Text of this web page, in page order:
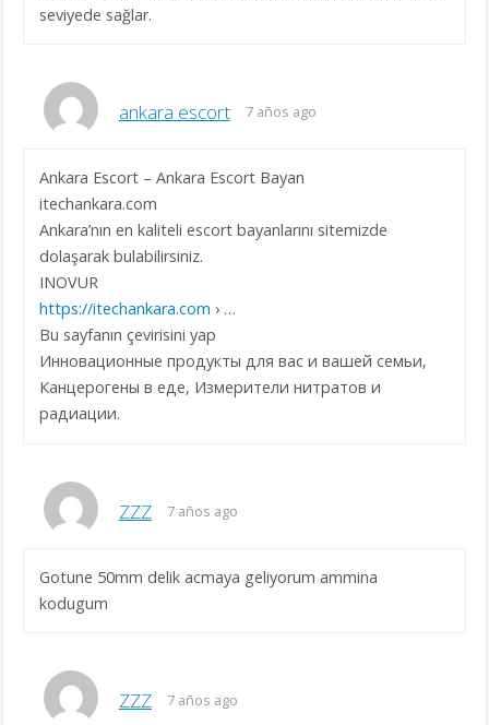
seviyede sağlar.
ankara escort 7 años ago
Ankara Escort – Ankara Escort Bayan
itechankara.com
Ankara’nın en kaliteli escort bayanlarını sitemizde
dolaşarak bulabilirsiniz.
INOVUR
https://itechankara.com › …
Bu sayfanın çevirisini yap
Инновационные продукты для вас и вашей семьи,
Канцерогены в еде, Измерители нитратов и
радиации.
ZZZ 7 años ago
Gotune 50mm delik acmaya geliyorum ammina
kodugum
ZZZ 7 años ago